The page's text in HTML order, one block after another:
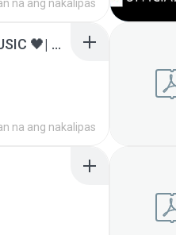
na ang nakalipas
ไม่มีใครรู้ตัวเรา– UNHEARD MUSIC 🖤| Official Lyric Video | เพลงสู้ชีวิต
na ang nakalipas